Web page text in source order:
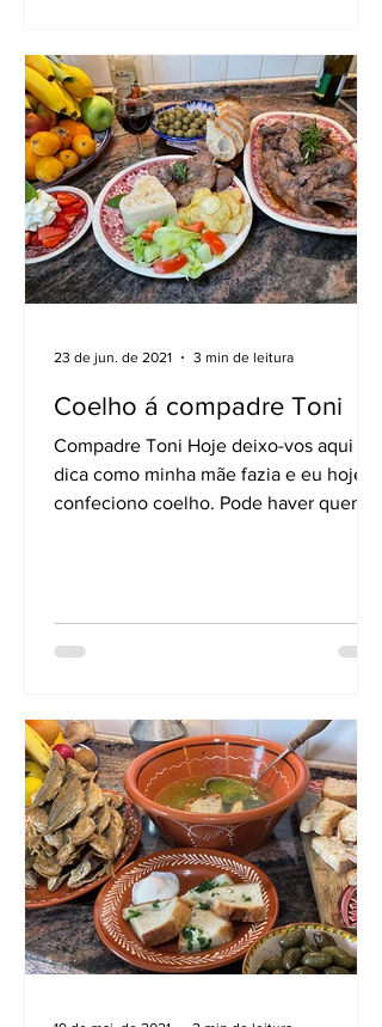
Coelho á compadre Toni
Compadre Toni Hoje deixo-vos aqui a
dica como minha mãe fazia e eu hoje
confeciono coelho. Pode haver quem
23 de jun. de 2021 3 min de leitura